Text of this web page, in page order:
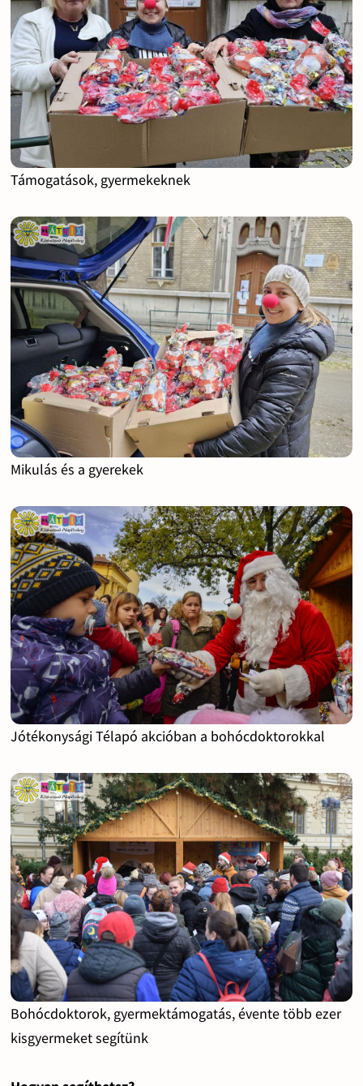
Támogatások, gyermekeknek
Mikulás és a gyerekek
Jótékonysági Télapó akcióban a bohócdoktorokkal
Bohócdoktorok, gyermektámogatás, évente több ezer
kisgyermeket segítünk